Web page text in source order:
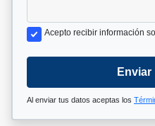
Acepto recibir información
Enviar
Al enviar tus datos aceptas los